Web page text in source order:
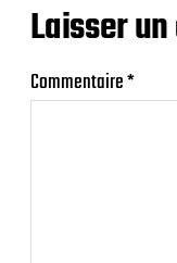
Laisser
Commentaire*